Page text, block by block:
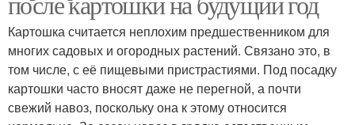
Картошка считается неплохим предшественником для
многих садовых и огородных растений. Связано это, в
том числе, с её пищевыми пристрастиями. Под посадку
картошки часто вносят даже не перегной, а почти
свежий навоз, поскольку она к этому относится